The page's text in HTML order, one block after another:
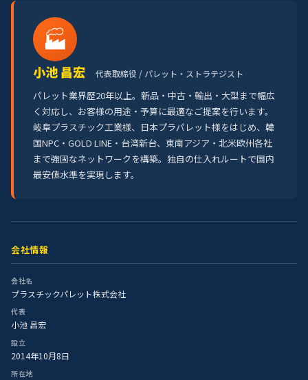
🏭
小池 昌宏 代表取締役 / パレット・ストラテジスト
パレット業界歴20年以上。新品・中古・輸出・大型まで幅広
く対応し、お客様の用途・予算に最適なご提案を行います。
岐阜プラスチック工業様、日本プラパレット様をはじめ、韓
国NPC・GOLD LINE・台湾新台、東南アジア・北米欧州各社
まで強固なネットワークを構築。独自の仕入れルートで国内
最安値水準を実現します。
会社情報
会社名
プラスチックパレット株式会社
代表
小池 昌宏
設立
2014年10月8日
所在地